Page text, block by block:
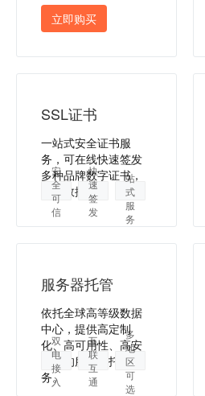
立即购买
SSL证书
一站式安全证书服
务，可在线快速签发
多种品牌数字证书，
保障数据安全
安
全
可
信
快
速
签
发
一
站
式
服
务
服务器托管
依托全球高等级数据
中心，提供高定制
化、高可用性、高安
全性的服务器托管服
务。
双
电
接
入
互
联
互
通
多
地
区
可
选